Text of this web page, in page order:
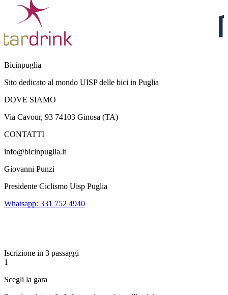
Bicinpuglia
Sito dedicato al mondo UISP delle bici in Puglia
DOVE SIAMO
Via Cavour, 93 74103 Ginosa (TA)
CONTATTI
info@bicinpuglia.it
Giovanni Punzi
Presidente Ciclismo Uisp Puglia
Whatsapp: 331 752 4940
Iscrizione in 3 passaggi
1
Scegli la gara